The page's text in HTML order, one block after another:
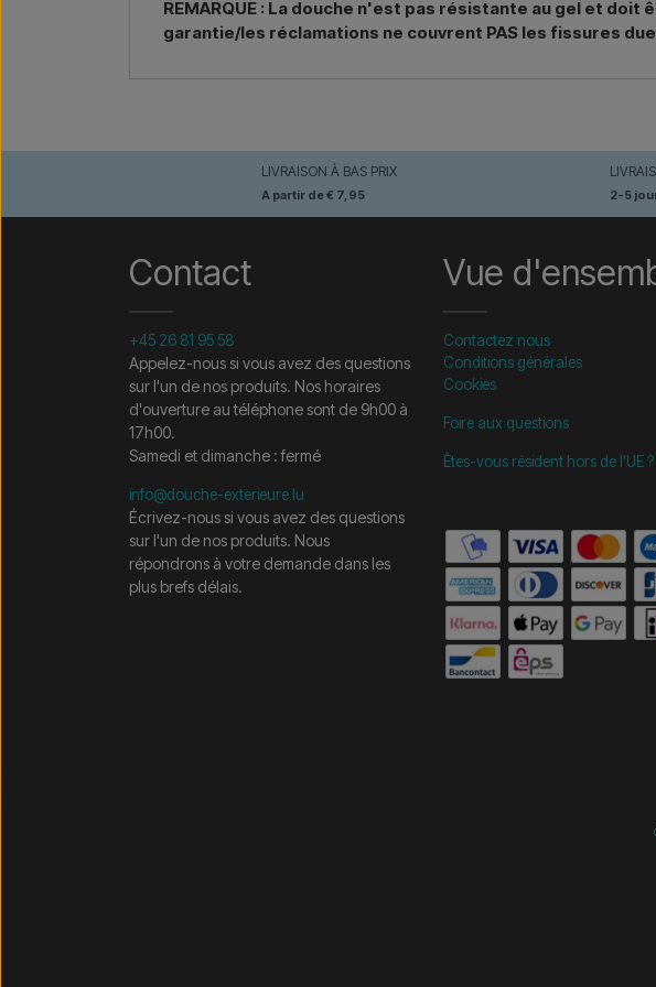
REMARQUE : La douche n'est pas résistante au gel et
garantie/les réclamations ne couvrent PAS les fissures
LIVRAISON À BAS PRIX
A partir de € 7,95 2-5
Contact
+45 26 81 95 58
Appelez-nous si vous avez des questions
sur l'un de nos produits. Nos horaires
d'ouverture au téléphone sont de 9h00 à
17h00.
Samedi et dimanche : fermé
info@douche-exterieure.lu
Écrivez-nous si vous avez des questions
sur l'un de nos produits. Nous
répondrons à votre demande dans les
plus brefs délais.
Vue
Contactez nous
Conditions générales
Cookies
Foire aux questions
Êtes-vous résident hors de l'UE ?